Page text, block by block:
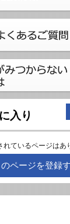
入り
れているページはあ
のページを登録